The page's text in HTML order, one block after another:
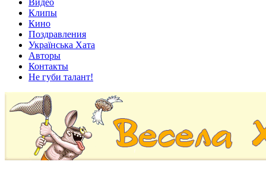
Видео
Клипы
Кино
Поздравления
Українська Хата
Авторы
Контакты
Не губи талант!